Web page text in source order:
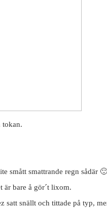
tokan.
smått smattrande regn sådär 🙂
är bare å gör´t lixom.
satt snällt och tittade på typ,